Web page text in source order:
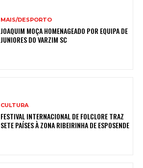
MAIS/DESPORTO
JOAQUIM MOÇA HOMENAGEADO POR EQUIPA DE
JUNIORES DO VARZIM SC
CULTURA
FESTIVAL INTERNACIONAL DE FOLCLORE TRAZ
SETE PAÍSES À ZONA RIBEIRINHA DE ESPOSENDE